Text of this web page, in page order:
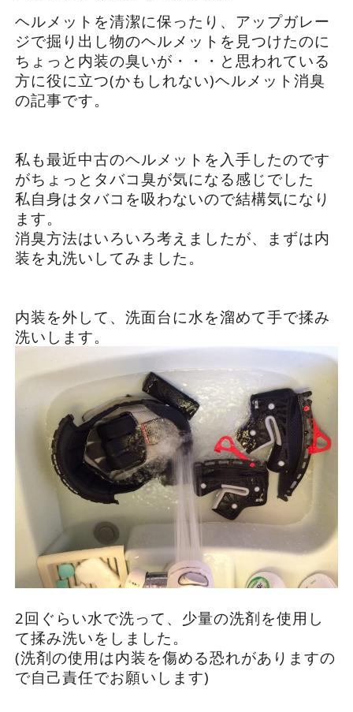
ヘルメットを清潔に保ったり、アップガレー
ジで掘り出し物のヘルメットを見つけたのに
ちょっと内装の臭いが・・・と思われている
方に役に立つ(かもしれない)ヘルメット消臭
の記事です。
私も最近中古のヘルメットを入手したのです
がちょっとタバコ臭が気になる感じでした
私自身はタバコを吸わないので結構気になり
ます。
消臭方法はいろいろ考えましたが、まずは内
装を丸洗いしてみました。
内装を外して、洗面台に水を溜めて手で揉み
洗いします。
2回ぐらい水で洗って、少量の洗剤を使用し
て揉み洗いをしました。
(洗剤の使用は内装を傷める恐れがありますの
で自己責任でお願いします)